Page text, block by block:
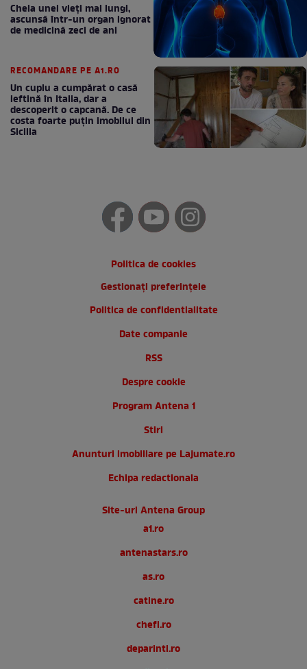
Cheia unei vieți mai lungi,
ascunsă într-un organ ignorat
de medicină zeci de ani
RECOMANDARE PE A1.RO
Un cuplu a cumpărat o casă
ieftină în Italia, dar a
descoperit o capcană. De ce
costa foarte puțin imobilul din
Sicilia
Politica de cookies
Gestionați preferințele
Politica de confidentialitate
Date companie
RSS
Despre cookie
Program Antena 1
Stiri
Anunturi imobiliare pe Lajumate.ro
Echipa redactionala
Site-uri Antena Group
a1.ro
antenastars.ro
as.ro
catine.ro
chefi.ro
deparinti.ro